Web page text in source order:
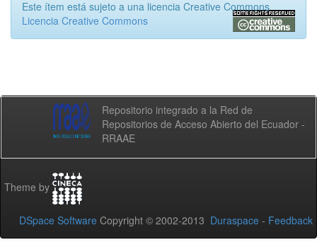
Este ítem está sujeto a una licencia Creative Commons
Licencia Creative Commons
Repositorio integrado a la Red de
Repositorios de Acceso Abierto del Ecuador -
RRAAE
Theme by
DSpace Software Copyright © 2002-2013 Duraspace - Feedback